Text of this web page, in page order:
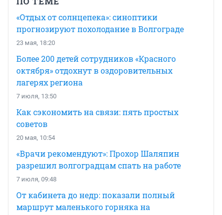
«Отдых от солнцепека»: синоптики
прогнозируют похолодание в Волгограде
23 мая, 18:20
Более 200 детей сотрудников «Красного
октября» отдохнут в оздоровительных
лагерях региона
7 июля, 13:50
Как сэкономить на связи: пять простых
советов
20 мая, 10:54
«Врачи рекомендуют»: Прохор Шаляпин
разрешил волгоградцам спать на работе
7 июля, 09:48
От кабинета до недр: показали полный
маршрут маленького горняка на